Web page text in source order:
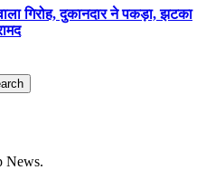
गिरोह, दुकानदार ने पकड़ा, झटका
News.